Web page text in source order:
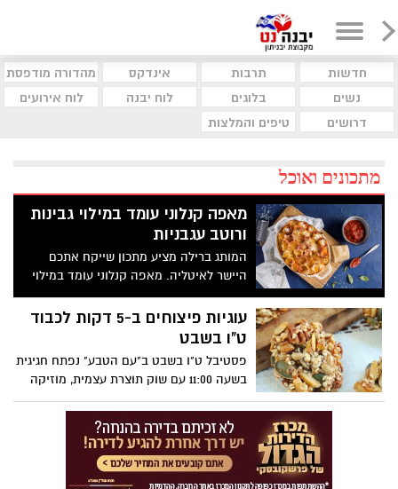
חדשות תרבות אינדקס
מהדורה מודפסת
נשים
בלוגים לוח יבנה
לוח אירועים
דרושים
טיפים והמלצות
מתכונים ואוכל
מאפה קנלוני עומד במילוי גבינות
ורוטב עגבניות
המותג ברילה מציע מתכון שייקח אתכם
היישר לאיטליה. מאפה קנלוני עומד במילוי
גבינות ורוטב עגבניות- זה כל מה שהיינו
צריכים לחורף הזה.
עוגיות פיצוחים ב-5 דקות לכבוד
ט"ו בשבט
פסטיבל ט"ו בשבט ב"עם הטבע" נפתח חגיגית
בשעה 11:00 עם שוק תוצרת עצמית, מוזיקה
מעולה והמון המון כיף. לכבוד חג האילנות
החל בתחילת השבוע הבא, קבלו עוגיות
פיצוחים חגיגיות, בריאות ומדהימות. תמונות
מההפנינג המתרחש ממש עכשיו ב"עם הטבע"
מחכות לכם בכתבה. בואו בהמוניכם.